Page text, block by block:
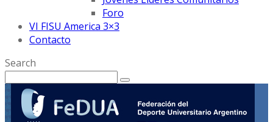
Foro
VI FISU America 3×3
Contacto
Search